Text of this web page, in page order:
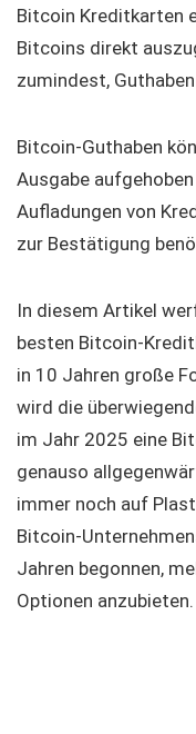
Bitcoin Kreditkarten
Bitcoins direkt
zumindest,
Bitcoin-Guthaben
Ausgabe
Aufladungen von
zur Bestätigung
In diesem Artikel
besten Bitcoin-
in 10 Jahren große
wird die
im Jahr 2025 eine
genauso
immer noch auf
Bitcoin-
Jahren begonnen,
Optionen anzubieten.